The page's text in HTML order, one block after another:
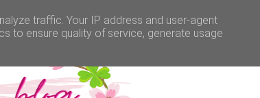
traffic. Your IP address and user-agent
to ensure quality of service, generate usage